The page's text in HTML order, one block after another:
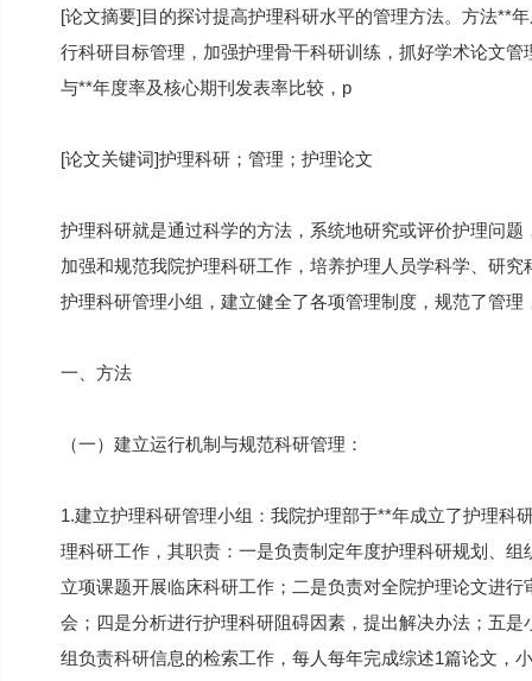
[论文摘要]目的探讨提高护理科研水平的管理方法。方法**
行科研目标管理，加强护理骨干科研训练，抓好学术论文
与**年度率及核心期刊发表率比较，p
[论文关键词]护理科研；管理；护理论文
护理科研就是通过科学的方法，系统地研究或评价护理问
加强和规范我院护理科研工作，培养护理人员学科学、研
护理科研管理小组，建立健全了各项管理制度，规范了管
一、方法
（一）建立运行机制与规范科研管理：
1.建立护理科研管理小组：我院护理部于**年成立了护理科
理科研工作，其职责：一是负责制定年度护理科研规划、
立项课题开展临床科研工作；二是负责对全院护理论文进
会；四是分析进行护理科研阻碍因素，提出解决办法；五
组负责科研信息的检索工作，每人每年完成综述1篇论文，